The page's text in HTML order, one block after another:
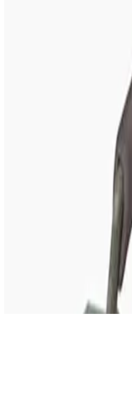
Deutschlands großes
Alle Preise inkl. der jeweils geltenden
zzgl. Versandkosten. Alle Angaben